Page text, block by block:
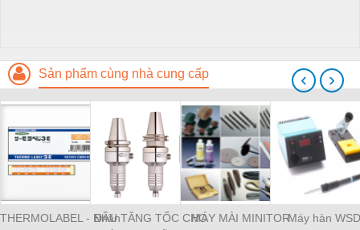
Sản phẩm cùng nhà cung cấp
THERMOLABEL - NhãnĐẦU TĂNG TỐC CHOMÁY MÀI MINITORMáy hàn
‹ ›